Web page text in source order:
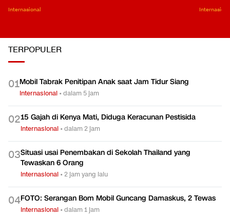
Internasional
TERPOPULER
01Mobil Tabrak Penitipan Anak saat Jam Tidur Siang
Internasional •dalam 5 jam
0215 Gajah di Kenya Mati, Diduga Keracunan Pestisida
Internasional •dalam 2 jam
03Situasi usai Penembakan di Sekolah Thailand yang
Tewaskan 6 Orang
Internasional •2 jam yang lalu
04FOTO: Serangan Bom Mobil Guncang Damaskus, 2 Tewas
Internasional •dalam 1 jam